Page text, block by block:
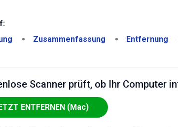
Zusammenfassung Entfernung
Scanner prüft, ob Ihr Computer
ENTFERNEN (Mac)